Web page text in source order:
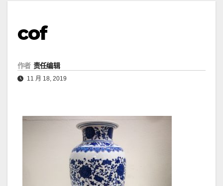
cof
作者 责任编辑
11 月 18, 2019